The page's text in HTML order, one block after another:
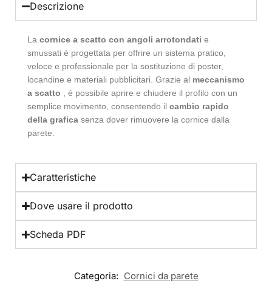
Descrizione
La cornice a scatto con angoli arrotondati e
smussati è progettata per offrire un sistema pratico,
veloce e professionale per la sostituzione di poster,
locandine e materiali pubblicitari. Grazie al meccanismo
a scatto
, è possibile aprire e chiudere il profilo con un
semplice movimento, consentendo il cambio rapido
della grafica senza dover rimuovere la cornice dalla
parete.
Caratteristiche
Dove usare il prodotto
Scheda PDF
Categoria: Cornici da parete